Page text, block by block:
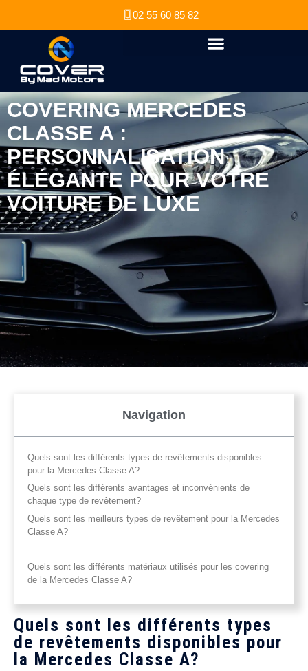
02 55 60 85 82
COVERING MERCEDES
CLASSE A :
PERSONNALISATION
ÉLÉGANTE POUR VOTRE
VOITURE DE LUXE
Navigation
Quels sont les différents types de revêtements disponibles
pour la Mercedes Classe A?
Quels sont les différents avantages et inconvénients de
chaque type de revêtement?
Quels sont les meilleurs types de revêtement pour la Mercedes
Classe A?
Quels sont les différents matériaux utilisés pour les covering
de la Mercedes Classe A?
Quels sont les différents types
de revêtements disponibles pour
la Mercedes Classe A?